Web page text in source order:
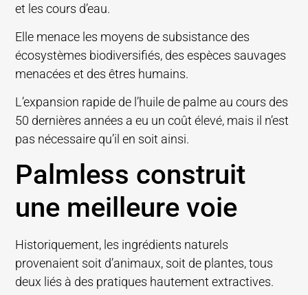
et les cours d’eau.
Elle menace les moyens de subsistance des
écosystèmes biodiversifiés, des espèces sauvages
menacées et des êtres humains.
L’expansion rapide de l’huile de palme au cours des
50 dernières années a eu un coût élevé, mais il n’est
pas nécessaire qu’il en soit ainsi.
Palmless construit
une meilleure voie
Historiquement, les ingrédients naturels
provenaient soit d’animaux, soit de plantes, tous
deux liés à des pratiques hautement extractives.